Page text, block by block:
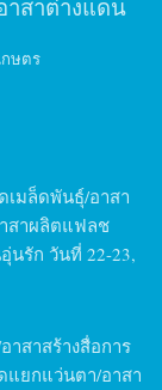
าสาต่างแดน
กษตร
เมล็ดพันธุ์/อาสา
สาผลิตแฟลช
นรัก วันที่ 22-23,
าสาสร้างสื่อการ
แยกแว่นตา/อาสา